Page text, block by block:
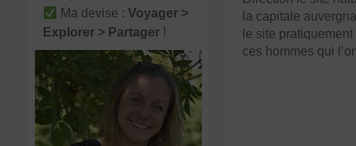
Ma devise : Voyager >
Explorer > Partager!
la capitale
le site
ces hommes qui